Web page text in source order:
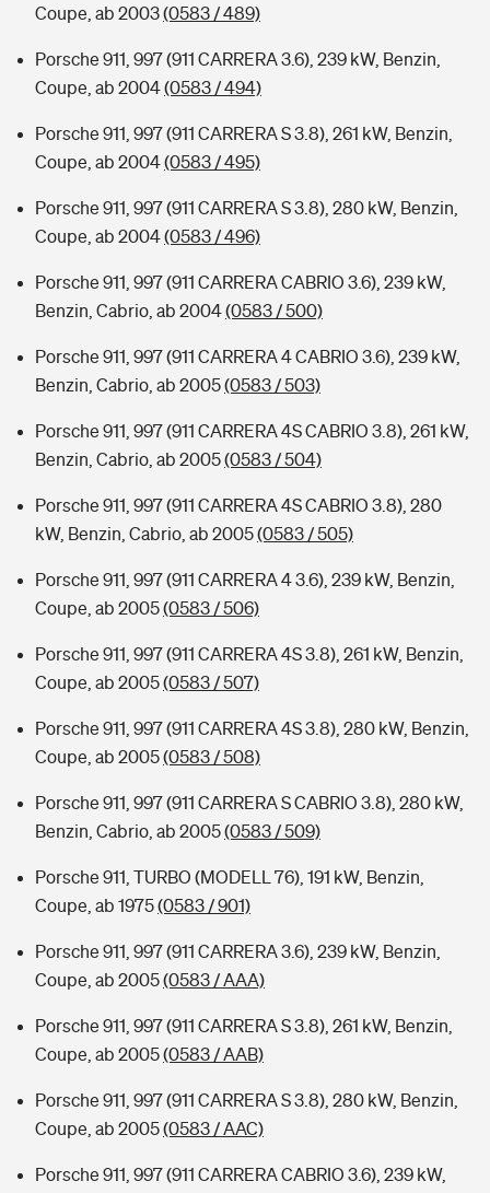
Coupe, ab 2003(0583 / 489)
Porsche 911, 997 (911 CARRERA 3.6), 239 kW, Benzin,
Coupe, ab 2004(0583 / 494)
Porsche 911, 997 (911 CARRERA S 3.8), 261 kW, Benzin,
Coupe, ab 2004(0583 / 495)
Porsche 911, 997 (911 CARRERA S 3.8), 280 kW, Benzin,
Coupe, ab 2004(0583 / 496)
Porsche 911, 997 (911 CARRERA CABRIO 3.6), 239 kW,
Benzin, Cabrio, ab 2004(0583 / 500)
Porsche 911, 997 (911 CARRERA 4 CABRIO 3.6), 239 kW,
Benzin, Cabrio, ab 2005(0583 / 503)
Porsche 911, 997 (911 CARRERA 4S CABRIO 3.8), 261 kW,
Benzin, Cabrio, ab 2005(0583 / 504)
Porsche 911, 997 (911 CARRERA 4S CABRIO 3.8), 280
kW, Benzin, Cabrio, ab 2005(0583 / 505)
Porsche 911, 997 (911 CARRERA 4 3.6), 239 kW, Benzin,
Coupe, ab 2005(0583 / 506)
Porsche 911, 997 (911 CARRERA 4S 3.8), 261 kW, Benzin,
Coupe, ab 2005(0583 / 507)
Porsche 911, 997 (911 CARRERA 4S 3.8), 280 kW, Benzin,
Coupe, ab 2005(0583 / 508)
Porsche 911, 997 (911 CARRERA S CABRIO 3.8), 280 kW,
Benzin, Cabrio, ab 2005(0583 / 509)
Porsche 911, TURBO (MODELL 76), 191 kW, Benzin,
Coupe, ab 1975(0583 / 901)
Porsche 911, 997 (911 CARRERA 3.6), 239 kW, Benzin,
Coupe, ab 2005(0583 / AAA)
Porsche 911, 997 (911 CARRERA S 3.8), 261 kW, Benzin,
Coupe, ab 2005(0583 / AAB)
Porsche 911, 997 (911 CARRERA S 3.8), 280 kW, Benzin,
Coupe, ab 2005(0583 / AAC)
Porsche 911, 997 (911 CARRERA CABRIO 3.6), 239 kW,